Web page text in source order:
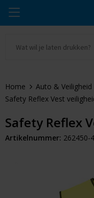
Drinkwaren
Tassen & Reizen
Beurs & Event
Alle promosnoepje
Zomer
Kerst
Alle geefmomenten
Thule
Alle merken
Home Auto & Veiligheid
Safety Reflex Vest
Safety Reflex
Artikelnummer: 262450-